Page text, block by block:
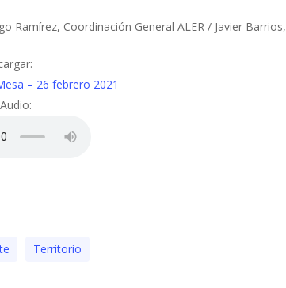
Ramírez, Coordinación General ALER / Javier
– 26 febrero 2021
Territorio